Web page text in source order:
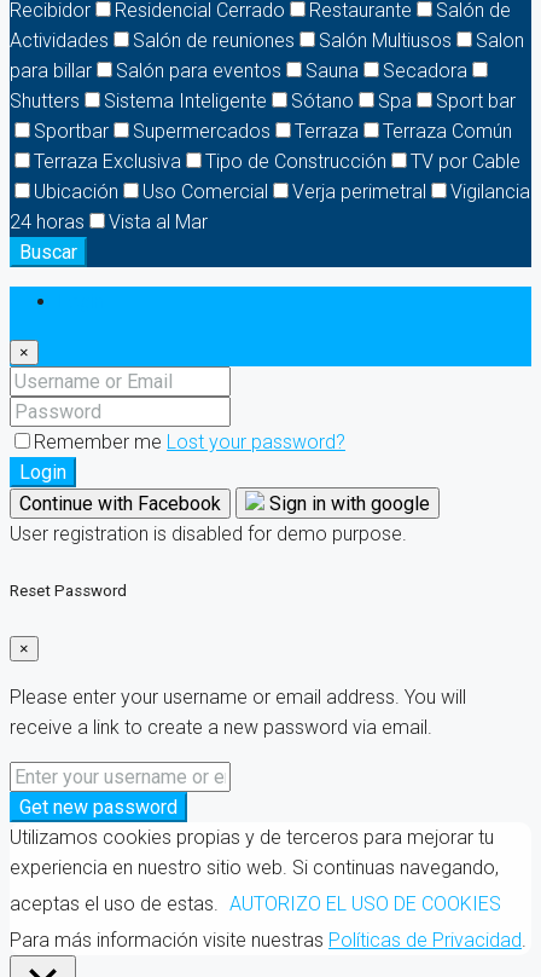
Recibidor Residencial Cerrado Restaurante
Salón de
Actividades
Salón de reuniones Salón Multiusos
Salon
para billar
Salón para eventos Sauna
Secadora
Shutters
Sistema Inteligente Sótano Spa
Sport bar
Sportbar
Supermercados Terraza
Terraza Común
Terraza Exclusiva
Tipo de Construcción
TV por Cable
Ubicación
Uso Comercial Verja perimetral
Vigilancia
24 horas
Vista al Mar
Buscar
×
Remember me Lost your password?
Login
Continue with Facebook
Sign in with google
User registration is disabled for demo purpose.
Reset Password
×
Please enter your username or email address. You will
receive a link to create a new password via email.
Get new password
Utilizamos cookies propias y de terceros para mejorar tu
experiencia en nuestro sitio web. Si continuas navegando,
aceptas el uso de estas. AUTORIZO EL USO DE COOKIES
Para más información visite nuestras Políticas de Privacidad.